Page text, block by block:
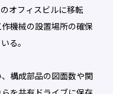
オフィスビルに移転
機械の設置場所の確保
る。
構成部品の図面数や関